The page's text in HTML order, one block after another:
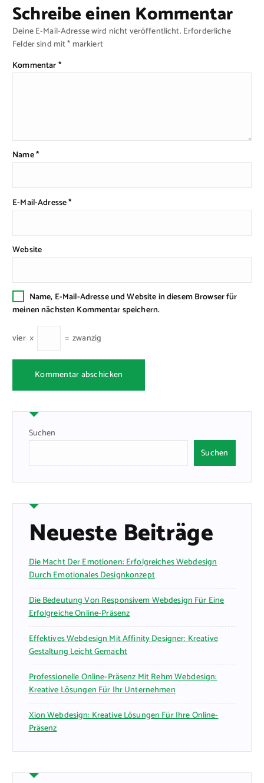
Schreibe einen Kommentar
Deine E-Mail-Adresse wird nicht veröffentlicht. Erforderliche
Felder sind mit*markiert
Kommentar*
Name*
E-Mail-Adresse*
Website
Name, E-Mail-Adresse und Website in diesem Browser für
meinen nächsten Kommentar speichern.
vier × = zwanzig
Suchen
Suchen
Neueste Beiträge
Die Macht Der Emotionen: Erfolgreiches Webdesign
Durch Emotionales Designkonzept
Die Bedeutung Von Responsivem Webdesign Für Eine
Erfolgreiche Online-Präsenz
Effektives Webdesign Mit Affinity Designer: Kreative
Gestaltung Leicht Gemacht
Professionelle Online-Präsenz Mit Rehm Webdesign:
Kreative Lösungen Für Ihr Unternehmen
Xion Webdesign: Kreative Lösungen Für Ihre Online-
Präsenz